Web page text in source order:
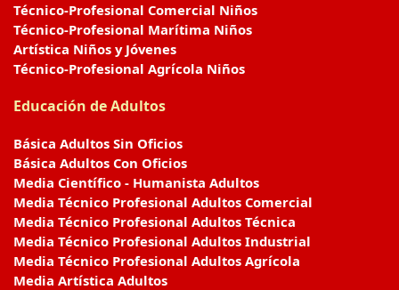
Técnico-Profesional Comercial Niños
Técnico-Profesional Marítima Niños
Artística Niños y Jóvenes
Técnico-Profesional Agrícola Niños
Educación de Adultos
Básica Adultos Sin Oficios
Básica Adultos Con Oficios
Media Científico - Humanista Adultos
Media Técnico Profesional Adultos Comercial
Media Técnico Profesional Adultos Técnica
Media Técnico Profesional Adultos Industrial
Media Técnico Profesional Adultos Agrícola
Media Artística Adultos